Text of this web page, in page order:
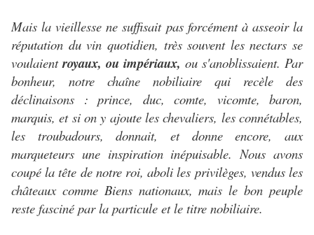
Mais la vieillesse ne suffisait pas forcément à asseoir la
réputation du vin quotidien, très souvent les nectars se
voulaientroyaux, ou impériaux, ou s'anoblissaient. Par
bonheur, notre chaîne nobiliaire qui recèle des
déclinaisons : prince, duc, comte, vicomte, baron,
marquis, et si on y ajoute les chevaliers, les connétables,
les troubadours, donnait, et donne encore, aux
marqueteurs une inspiration inépuisable. Nous avons
coupé la tête de notre roi, aboli les privilèges, vendus les
châteaux comme Biens nationaux, mais le bon peuple
reste fasciné par la particule et le titre nobiliaire.